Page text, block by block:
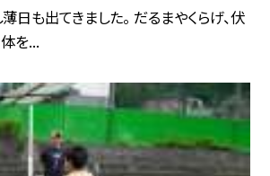
日も出てきました。 だるまやくらげ、伏
を...